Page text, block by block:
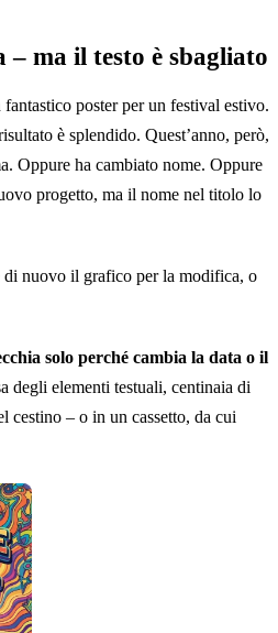
ma il testo è sbagliato
fantastico poster per un festival estivo.
è splendido. Quest’anno, però,
Oppure ha cambiato nome. Oppure
progetto, ma il nome nel titolo lo
di nuovo il grafico per la modifica, o
solo perché cambia la data o il
degli elementi testuali, centinaia di
cestino – o in un cassetto, da cui